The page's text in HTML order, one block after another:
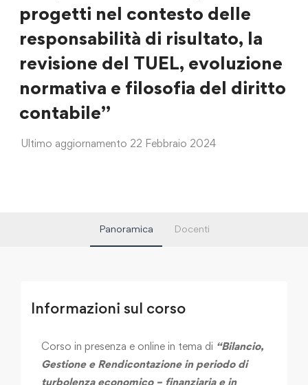
progetti nel contesto delle
responsabilità di risultato, la
revisione del TUEL, evoluzione
normativa e filosofia del diritto
contabile”
Ultimo aggiornamento 22 Febbraio 2024
Panoramica Docenti
Informazioni sul corso
Corso in presenza e online in tema di “Bilancio,
Gestione e Rendicontazione in periodo di
turbolenza economico – finanziaria e in